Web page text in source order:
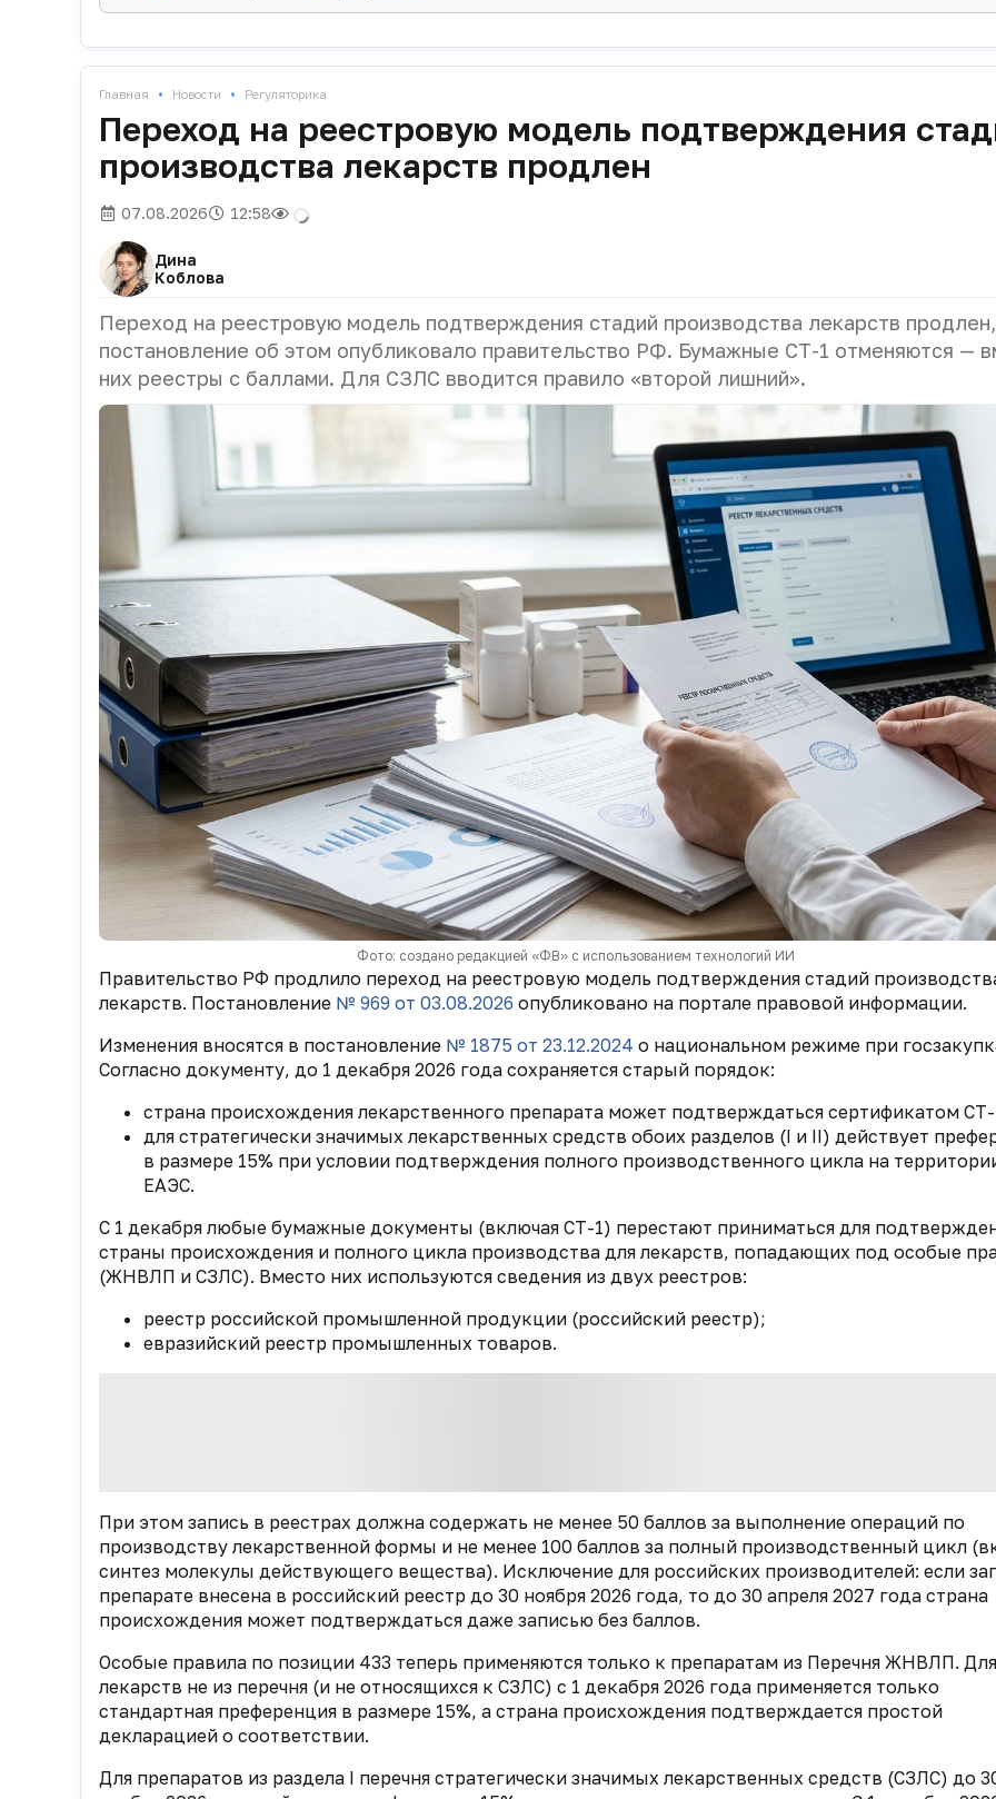
Главная • Новости • Регуляторика
Переход на реестровую модель подтверждения
производства лекарств продлен
07.08.2026 12:58
Дина
Коблова
Переход на реестровую модель подтверждения стадий производства лекарств продлен,
постановление об этом опубликовало правительство РФ. Бумажные СТ-1 отменяются —
них реестры с баллами. Для СЗЛС вводится правило «второй лишний».
Фото: создано редакцией «ФВ» с использованием технологий ИИ
Правительство РФ продлило переход на реестровую модель подтверждения стадий
лекарств. Постановление № 969 от 03.08.2026 опубликовано на портале правовой информации.
Изменения вносятся в постановление № 1875 от 23.12.2024 о национальном режиме при
Согласно документу, до 1 декабря 2026 года сохраняется старый порядок:
страна происхождения лекарственного препарата может подтверждаться сертификатом
для стратегически значимых лекарственных средств обоих разделов (I и II) действует
в размере 15% при условии подтверждения полного производственного цикла на
ЕАЭС.
С 1 декабря любые бумажные документы (включая СТ-1) перестают приниматься для
страны происхождения и полного цикла производства для лекарств, попадающих под особые
(ЖНВЛП и СЗЛС). Вместо них используются сведения из двух реестров:
реестр российской промышленной продукции (российский реестр);
евразийский реестр промышленных товаров.
При этом запись в реестрах должна содержать не менее 50 баллов за выполнение операций по
производству лекарственной формы и не менее 100 баллов за полный производственный цикл
синтез молекулы действующего вещества). Исключение для российских производителей: если
препарате внесена в российский реестр до 30 ноября 2026 года, то до 30 апреля 2027 года страна
происхождения может подтверждаться даже записью без баллов.
Особые правила по позиции 433 теперь применяются только к препаратам из Перечня ЖНВЛП. Для
лекарств не из перечня (и не относящихся к СЗЛС) с 1 декабря 2026 года применяется только
стандартная преференция в размере 15%, а страна происхождения подтверждается простой
декларацией о соответствии.
Для препаратов из раздела I перечня стратегически значимых лекарственных средств (СЗЛС) до